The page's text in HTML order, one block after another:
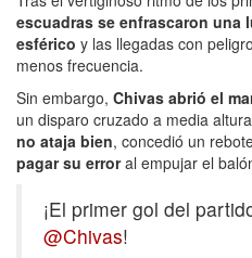
escuadras se enfrascaron una
esférico y las llegadas con
menos frecuencia.
Sin embargo, Chivas abrió el
un disparo cruzado a media
no ataja bien, concedió un
pagar su erroral empujar el
¡El primer gol del
@Chivas!